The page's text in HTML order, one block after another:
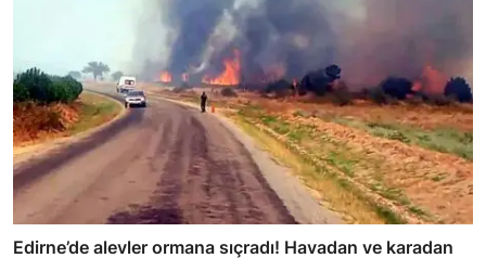
Edirne’de alevler ormana sıçradı! Havadan ve karadan